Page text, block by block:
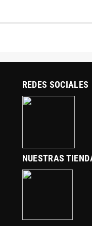
REDES SOCIALES
NUESTRAS